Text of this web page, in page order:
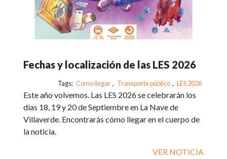
Fechas y localización de las LES 2026
Tags: Como llegar , Transporte público , LES 2026
Este año volvemos. Las LES 2026 se celebrarán los
días 18, 19 y 20 de Septiembre en La Nave de
Villaverde. Encontrarás cómo llegar en el cuerpo de
la noticia.
VER NOTICIA